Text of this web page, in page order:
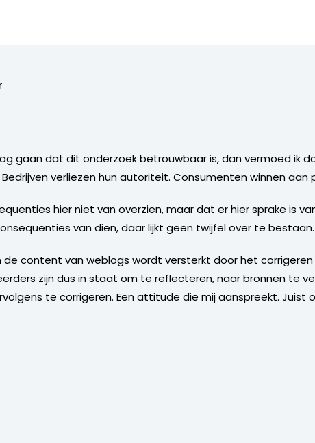
gaan dat dit onderzoek betrouwbaar is, dan vermoed ik
verliezen hun autoriteit. Consumenten winnen
hier niet van overzien, maar dat er hier sprake is
van dien, daar lijkt geen twijfel over te bestaan.
content van weblogs wordt versterkt door het
zijn dus in staat om te reflecteren, naar bronnen te
te corrigeren. Een attitude die mij aanspreekt. Juist